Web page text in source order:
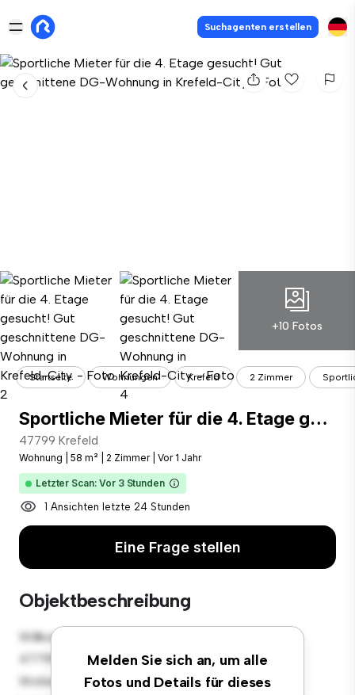
Suchagenten erstellen
+10 Fotos
Startseite Wohnungen Krefeld 2 Zimmer
Sportliche Mieter für die 4. Etage gesucht! Gut geschnittene DG-Wohnung in Krefeld-City.
47799 Krefeld
Wohnung 58 m² 2 Zimmer Vor 1 Jahr
Letzter Scan: Vor 3 Stunden
1 Ansichten letzte 24 Stunden
Eine Frage stellen
Objektbeschreibung
Melden Sie sich an, um alle
Fotos und Details für dieses
Willkommen in Ihrem neuen urbanen Rückzugsort in
47799 Krefeld! Diese moderne 2 Schlafzimmer-
Wohnung bietet einen stilvollen und gemütlichen